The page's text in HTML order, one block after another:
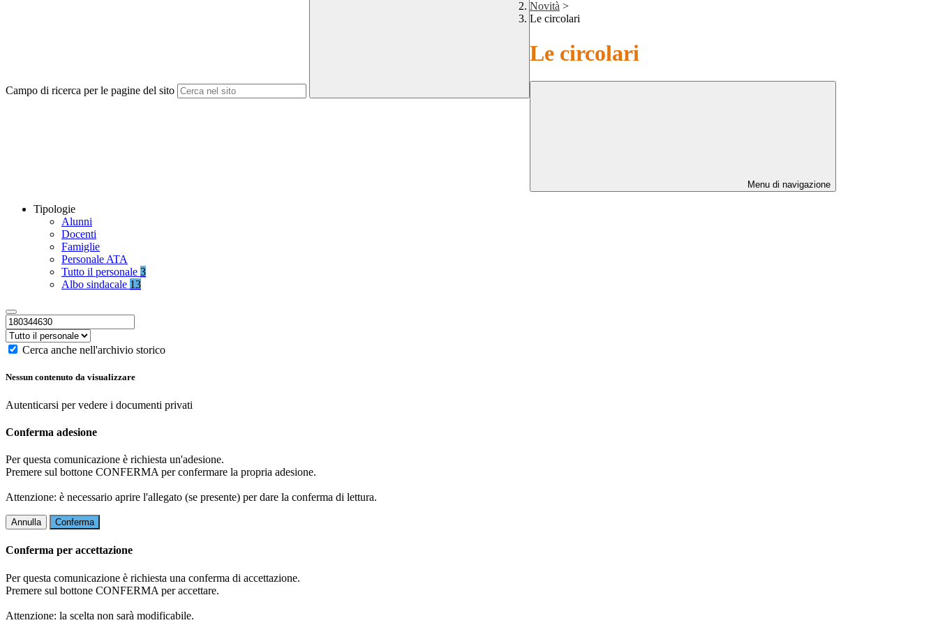
Campo di ricerca per le pagine del sito
Novità >
Le circolari
Le circolari
Menu di navigazione
Tipologie
Alunni
Docenti
Famiglie
Personale ATA
Tutto il personale 3
Albo sindacale 13
Cerca anche nell'archivio storico
Nessun contenuto da visualizzare
Autenticarsi per vedere i documenti privati
Conferma adesione
Per questa comunicazione è richiesta un'adesione.
Premere sul bottone CONFERMA per confermare la propria adesione.
Attenzione: è necessario aprire l'allegato (se presente) per dare la conferma di lettura.
Annulla Conferma
Conferma per accettazione
Per questa comunicazione è richiesta una conferma di accettazione.
Premere sul bottone CONFERMA per accettare.
Attenzione: la scelta non sarà modificabile.